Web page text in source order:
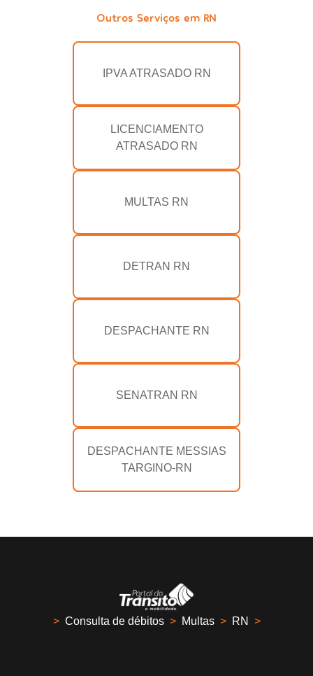
Outros Serviços em RN
IPVA ATRASADO RN
LICENCIAMENTO
ATRASADO RN
MULTAS RN
DETRAN RN
DESPACHANTE RN
SENATRAN RN
DESPACHANTE MESSIAS
TARGINO-RN
> Consulta de débitos > Multas > RN >